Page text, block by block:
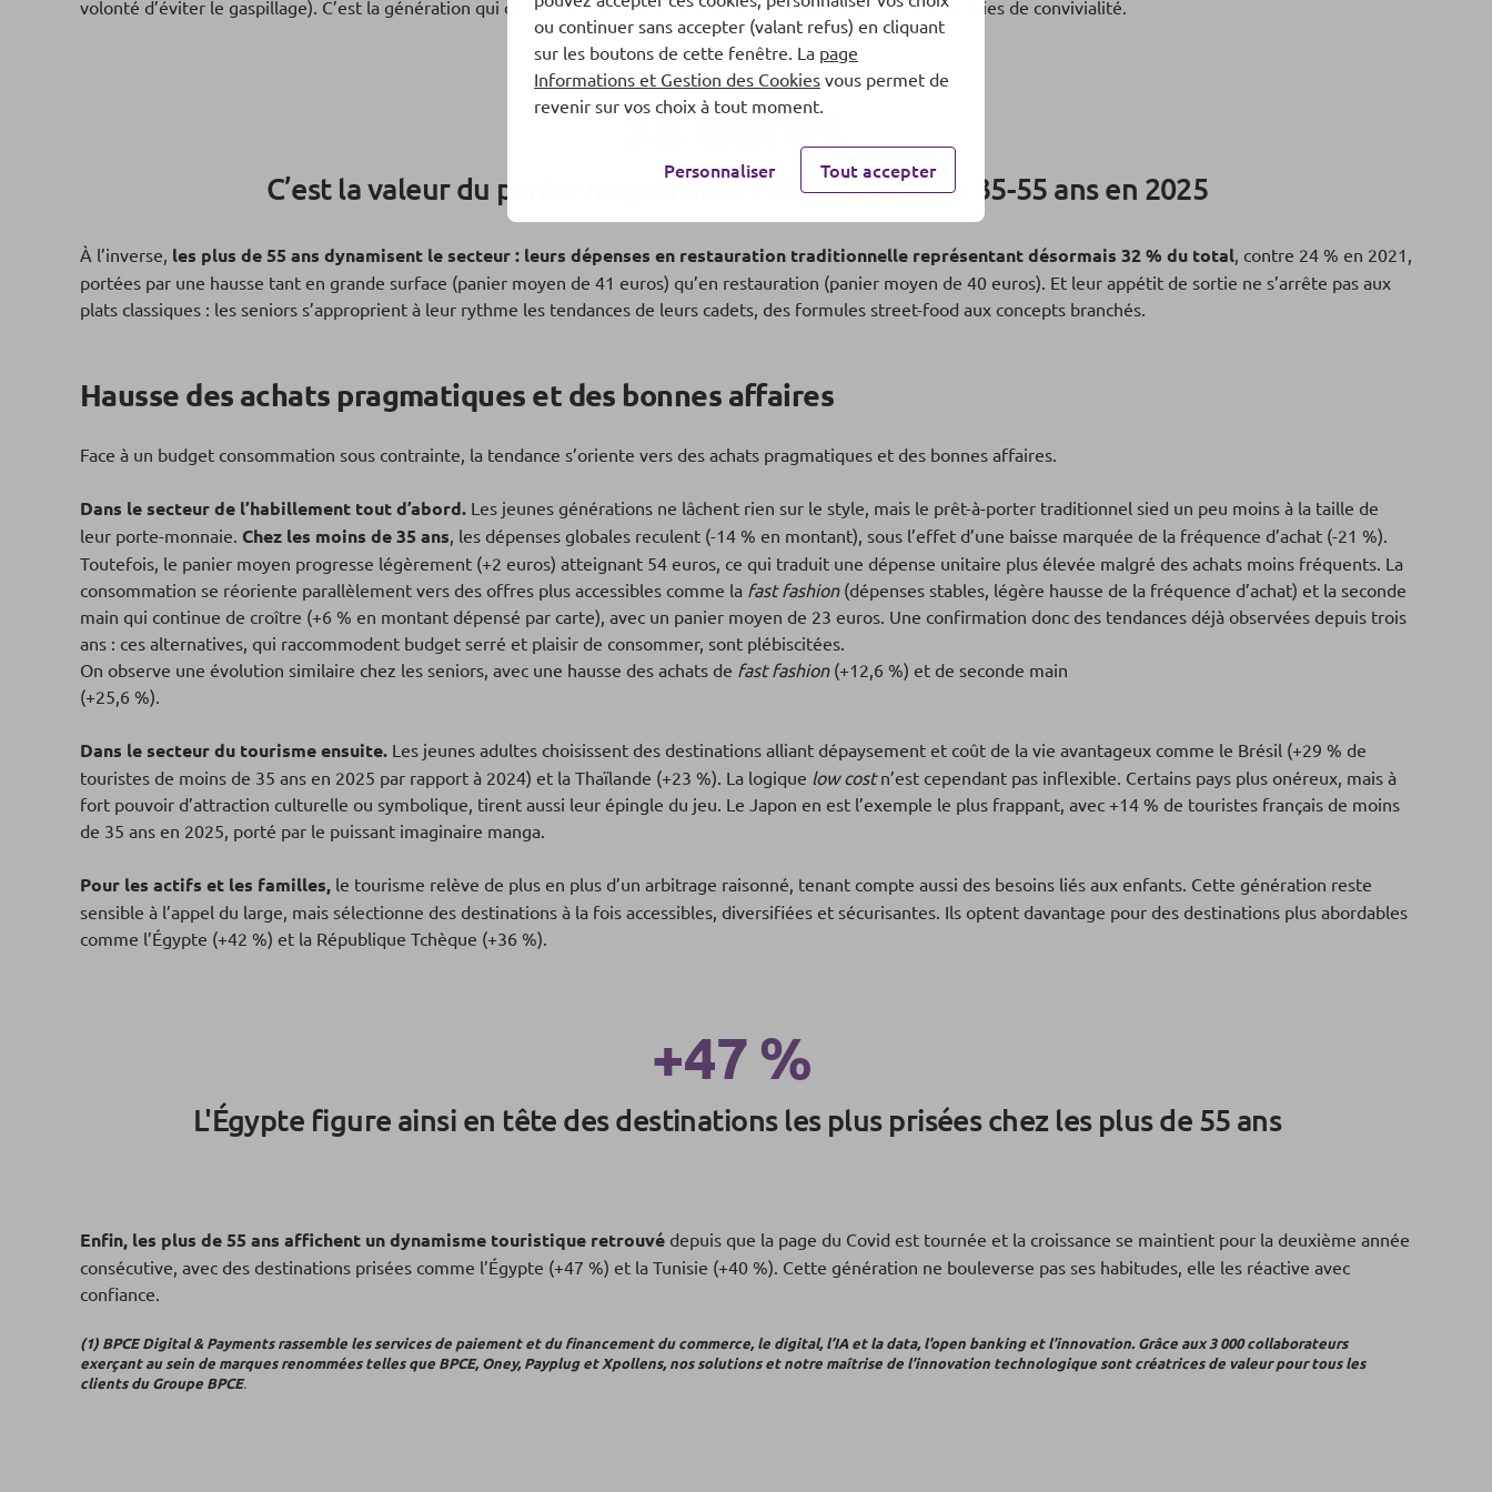
volonté d’éviter le gaspillage). C’est la génération qui doit composer le plus finement entre grandes tablées et envies de convivialité.
38 euros
C’est la valeur du panier moyen dans l’alimentaire des 35-55 ans en 2025
À l’inverse, les plus de 55 ans dynamisent le secteur : leurs dépenses en restauration traditionnelle représentant désormais 32 % du total, contre 24 % en 2021,
portées par une hausse tant en grande surface (panier moyen de 41 euros) qu’en restauration (panier moyen de 40 euros). Et leur appétit de sortie ne s’arrête pas aux
plats classiques : les seniors s’approprient à leur rythme les tendances de leurs cadets, des formules street-food aux concepts branchés.
Hausse des achats pragmatiques et des bonnes affaires
Face à un budget consommation sous contrainte, la tendance s’oriente vers des achats pragmatiques et des bonnes affaires.
Dans le secteur de l’habillement tout d’abord. Les jeunes générations ne lâchent rien sur le style, mais le prêt-à-porter traditionnel sied un peu moins à la taille de
leur porte-monnaie. Chez les moins de 35 ans, les dépenses globales reculent (-14 % en montant), sous l’effet d’une baisse marquée de la fréquence d’achat (-21 %).
Toutefois, le panier moyen progresse légèrement (+2 euros) atteignant 54 euros, ce qui traduit une dépense unitaire plus élevée malgré des achats moins fréquents. La
consommation se réoriente parallèlement vers des offres plus accessibles comme la fast fashion(dépenses stables, légère hausse de la fréquence d’achat) et la seconde
main qui continue de croître (+6 % en montant dépensé par carte), avec un panier moyen de 23 euros. Une confirmation donc des tendances déjà observées depuis trois
ans : ces alternatives, qui raccommodent budget serré et plaisir de consommer, sont plébiscitées.
On observe une évolution similaire chez les seniors, avec une hausse des achats de fast fashion(+12,6 %) et de seconde main
(+25,6 %).
Dans le secteur du tourisme ensuite. Les jeunes adultes choisissent des destinations alliant dépaysement et coût de la vie avantageux comme le Brésil (+29 % de
touristes de moins de 35 ans en 2025 par rapport à 2024) et la Thaïlande (+23 %). La logique low costn’est cependant pas inflexible. Certains pays plus onéreux, mais à
fort pouvoir d’attraction culturelle ou symbolique, tirent aussi leur épingle du jeu. Le Japon en est l’exemple le plus frappant, avec +14 % de touristes français de moins
de 35 ans en 2025, porté par le puissant imaginaire manga.
Pour les actifs et les familles, le tourisme relève de plus en plus d’un arbitrage raisonné, tenant compte aussi des besoins liés aux enfants. Cette génération reste
sensible à l’appel du large, mais sélectionne des destinations à la fois accessibles, diversifiées et sécurisantes. Ils optent davantage pour des destinations plus abordables
comme l’Égypte (+42 %) et la République Tchèque (+36 %).
+47 %
L'Égypte figure ainsi en tête des destinations les plus prisées chez les plus de 55 ans
Enfin, les plus de 55 ans affichent un dynamisme touristique retrouvé depuis que la page du Covid est tournée et la croissance se maintient pour la deuxième année
consécutive, avec des destinations prisées comme l’Égypte (+47 %) et la Tunisie (+40 %). Cette génération ne bouleverse pas ses habitudes, elle les réactive avec
confiance.
(1) BPCE Digital & Payments rassemble les services de paiement et du financement du commerce, le digital, l’IA et la data, l’open banking et l’innovation. Grâce aux 3 000 collaborateurs
exerçant au sein de marques renommées telles que BPCE, Oney, Payplug et Xpollens, nos solutions et notre maîtrise de l’innovation technologique sont créatrices de valeur pour tous les
clients du Groupe BPCE.
ou continuer sans accepter (valant refus) en cliquant
sur les boutons de cette fenêtre. La page
Informations et Gestion des Cookies vous permet de
revenir sur vos choix à tout moment.
Personnaliser Tout accepter